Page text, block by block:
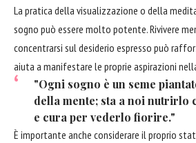
La pratica della visualizzazione o della
sogno può essere molto potente. Rivivere
concentrarsi sul desiderio espresso può
aiuta a manifestare le proprie aspirazioni
"Ogni sogno è un seme
della mente; sta a noi nutrirlo
e cura per vederlo fiorire."
È importante anche considerare il proprio